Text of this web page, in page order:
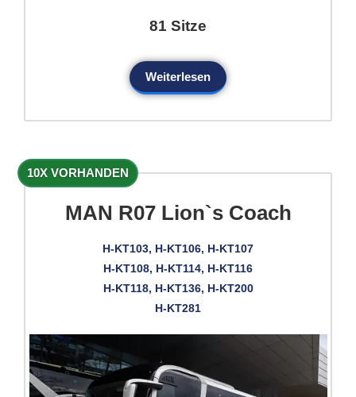
81 Sitze
Weiterlesen
10X VORHANDEN
MAN R07 Lion`s Coach
H-KT103, H-KT106, H-KT107
H-KT108, H-KT114, H-KT116
H-KT118, H-KT136, H-KT200
H-KT281